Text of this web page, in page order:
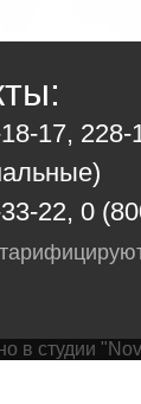
17,
22, 0
в студии